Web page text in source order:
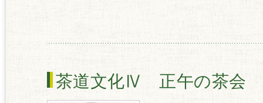
茶道文化Ⅳ 正午の茶会